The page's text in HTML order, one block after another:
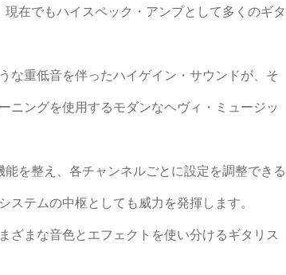
在でもハイスペック・アンプとして多くのギタ
な重低音を伴ったハイゲイン・サウンドが、そ
ニングを使用するモダンなヘヴィ・ミュージッ
を整え、各チャンネルごとに設定を調整できる
テムの中枢としても威力を発揮します。
ざまな音色とエフェクトを使い分けるギタリス